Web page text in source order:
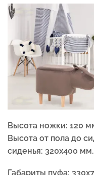
Высота ножки: 120
Высота от пола до
сиденья: 320х400 мм.
Габариты пуфа: